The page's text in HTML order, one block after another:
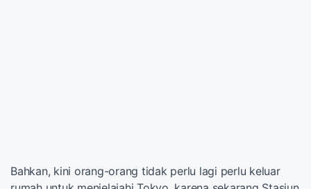
Bahkan, kini orang-orang tidak perlu lagi perlu keluar